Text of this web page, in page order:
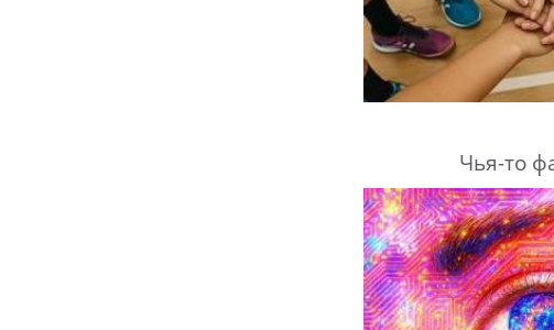
Чья-то